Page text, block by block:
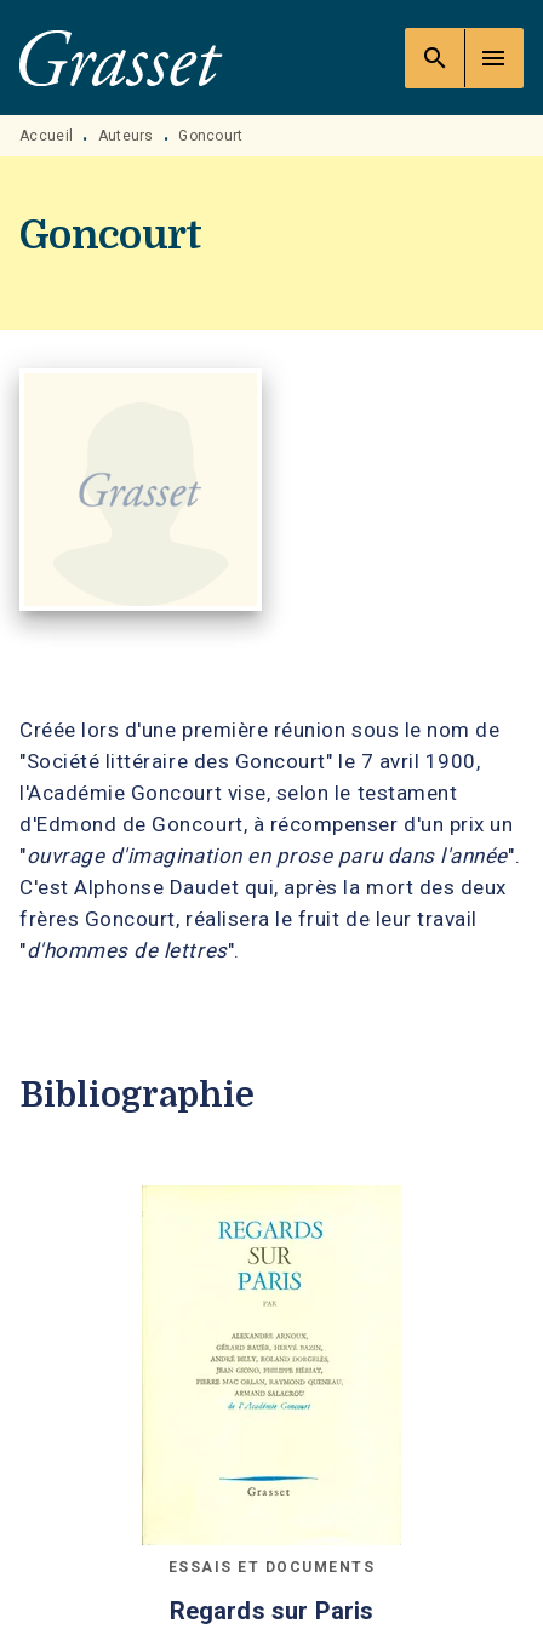
MENU RECHERCHE
PIED DE PAGE
search menu
Accueil • Auteurs • Goncourt
Goncourt
Créée lors d'une première réunion sous le nom de
"Société littéraire des Goncourt" le 7 avril 1900,
l'Académie Goncourt vise, selon le testament
d'Edmond de Goncourt, à récompenser d'un prix un
"ouvrage d'imagination en prose paru dans l'année".
C'est Alphonse Daudet qui, après la mort des deux
frères Goncourt, réalisera le fruit de leur travail
"d'hommes de lettres".
Bibliographie
ESSAIS ET DOCUMENTS
Regards sur Paris